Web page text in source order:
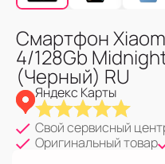
Смартфон
4/128Gb
(Черный) RU
Яндекс Карты
Свой сервисный
Оригинальный товар